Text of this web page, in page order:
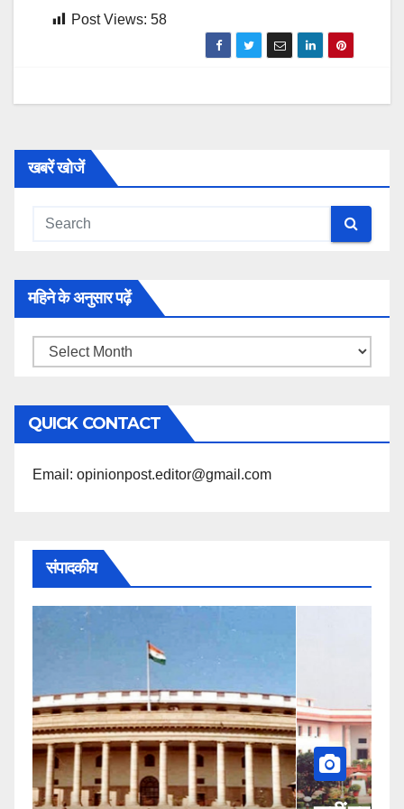
Post Views: 58
खबरें खोजें
महिने के अनुसार पढ़ें
महिने
अनुसार
पढ़ें
QUICK CONTACT
Email: opinionpost.editor@gmail.com
संपादकीय